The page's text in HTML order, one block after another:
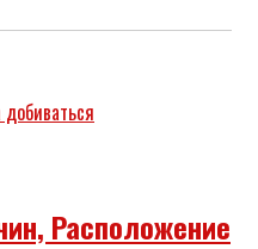
Расположение